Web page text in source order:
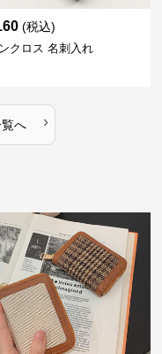
(税込)
クロス 名刺入れ
へ ›